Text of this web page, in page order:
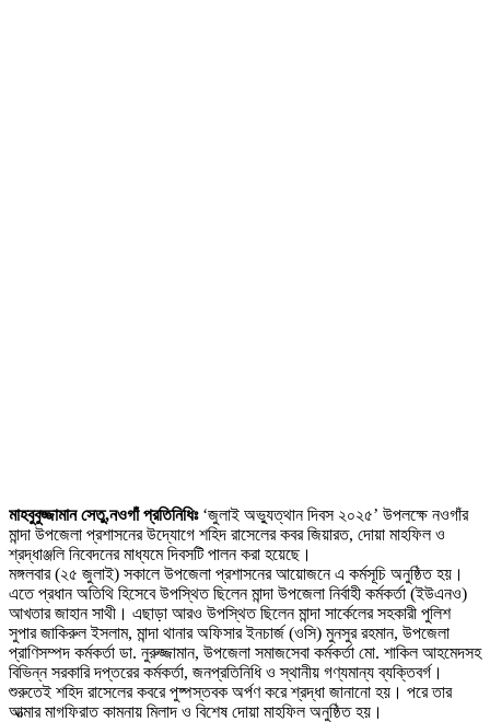
মাহবুবুজ্জামান সেতু,নওগাঁ প্রতিনিধিঃ‘জুলাই অভ্যুত্থান দিবস ২০২৫’ উপলক্ষে নওগাঁর
মান্দা উপজেলা প্রশাসনের উদ্যোগে শহিদ রাসেলের কবর জিয়ারত, দোয়া মাহফিল ও
শ্রদ্ধাঞ্জলি নিবেদনের মাধ্যমে দিবসটি পালন করা হয়েছে।
মঙ্গলবার (২৫ জুলাই) সকালে উপজেলা প্রশাসনের আয়োজনে এ কর্মসূচি অনুষ্ঠিত হয়।
এতে প্রধান অতিথি হিসেবে উপস্থিত ছিলেন মান্দা উপজেলা নির্বাহী কর্মকর্তা (ইউএনও)
আখতার জাহান সাথী। এছাড়া আরও উপস্থিত ছিলেন মান্দা সার্কেলের সহকারী পুলিশ
সুপার জাকিরুল ইসলাম, মান্দা থানার অফিসার ইনচার্জ (ওসি) মুনসুর রহমান, উপজেলা
প্রাণিসম্পদ কর্মকর্তা ডা. নুরুজ্জামান, উপজেলা সমাজসেবা কর্মকর্তা মো. শাকিল আহমেদসহ
বিভিন্ন সরকারি দপ্তরের কর্মকর্তা, জনপ্রতিনিধি ও স্থানীয় গণ্যমান্য ব্যক্তিবর্গ।
শুরুতেই শহিদ রাসেলের কবরে পুষ্পস্তবক অর্পণ করে শ্রদ্ধা জানানো হয়। পরে তার
আত্মার মাগফিরাত কামনায় মিলাদ ও বিশেষ দোয়া মাহফিল অনুষ্ঠিত হয়।